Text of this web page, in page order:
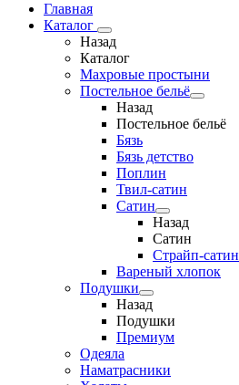
Главная
Каталог
Назад
Каталог
Махровые простыни
Постельное бельё
Назад
Постельное бельё
Бязь
Бязь детство
Поплин
Твил-сатин
Сатин
Назад
Сатин
Страйп-сатин
Вареный хлопок
Подушки
Назад
Подушки
Премиум
Одеяла
Наматрасники